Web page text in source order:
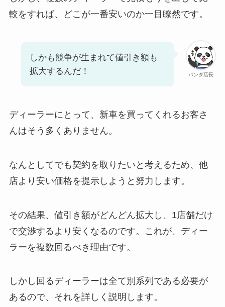
較をすれば、どこが一番安いのか一目瞭然です。
パンダ店長
しかも競争が生まれて値引き額も
拡大するんだ！
ディーラーにとって、新車を買ってくれるお客さ
んはそう多くありません。
なんとしてでも契約を取りたいと考えるため、他
店より安い価格を提示しようと努力します。
その結果、値引き額がどんどん拡大し、1店舗だけ
で交渉するより安くなるのです。これが、ディー
ラーを複数回るべき理由です。
しかし回るディーラーは全て別系列である必要が
あるので、それを詳しく説明します。